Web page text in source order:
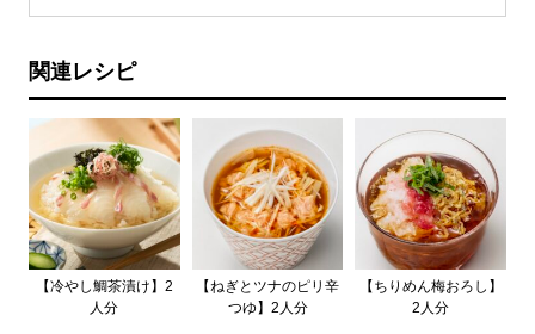
関連レシピ
【冷やし鯛茶漬け】2
人分
【ねぎとツナのピリ辛
つゆ】2人分
【ちりめん梅おろし】
2人分